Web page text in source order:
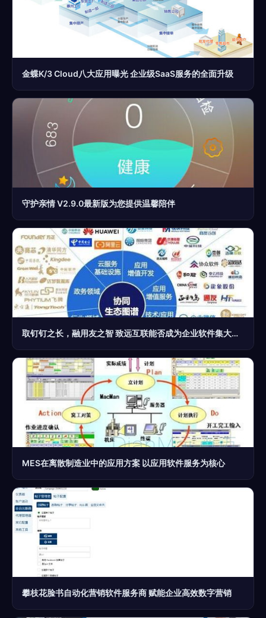
金蝶K/3 Cloud八大应用曝光 企业级SaaS服务的全面升级
守护亲情 V2.9.0最新版为您提供温馨陪伴
取钉钉之长，融用友之智 致远互联能否成为企业软件集大成者？
MES在离散制造业中的应用方案 以应用软件服务为核心
攀枝花脸书自动化营销软件服务商 赋能企业高效数字营销